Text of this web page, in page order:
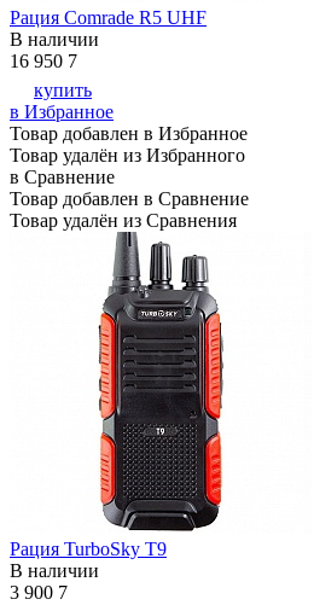
Рация Comrade R5 UHF
В наличии
16 950 7
купить
в Избранное
Товар добавлен в Избранное
Товар удалён из Избранного
в Сравнение
Товар добавлен в Сравнение
Товар удалён из Сравнения
Рация TurboSky T9
В наличии
3 900 7